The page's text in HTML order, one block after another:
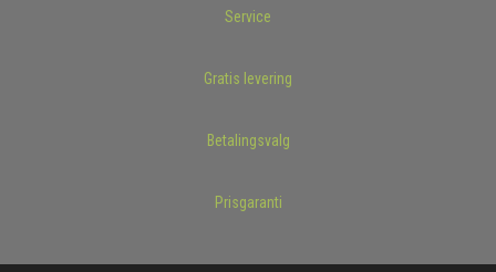
Service
Gratis levering
Betalingsvalg
Prisgaranti